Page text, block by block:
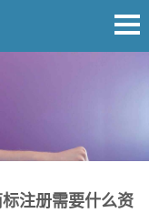
注册需要什么资